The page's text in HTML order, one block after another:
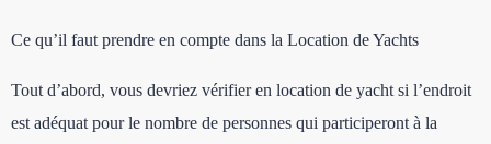
Ce qu’il faut prendre en compte dans la Location de Yachts
Tout d’abord, vous devriez vérifier en location de yacht si l’endroit
est adéquat pour le nombre de personnes qui participeront à la